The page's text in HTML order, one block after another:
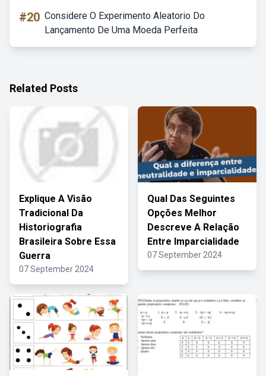
#20 Considere O Experimento Aleatorio Do
Lançamento De Uma Moeda Perfeita
Related Posts
Explique A Visão
Tradicional Da
Historiografia
Brasileira Sobre Essa
Guerra
07 September 2024
Qual Das Seguintes
Opções Melhor
Descreve A Relação
Entre Imparcialidade
07 September 2024